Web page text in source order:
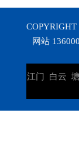
网站
江门 白云